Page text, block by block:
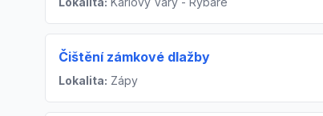
Čištění zámkové dlažby
Lokalita: Zápy